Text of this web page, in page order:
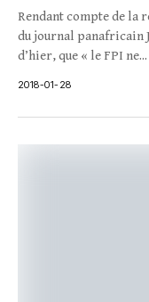
Rendant compte de la
du journal panafricain
d’hier, que « le FPI ne...
2018-01-28